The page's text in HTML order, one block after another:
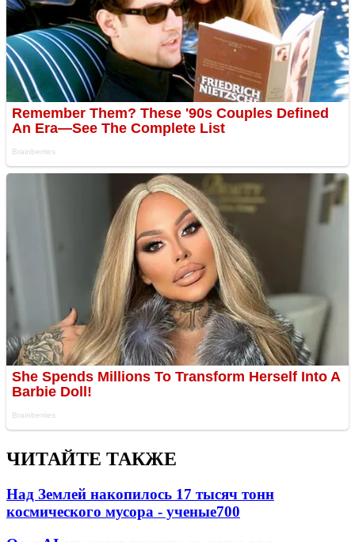
ЧИТАЙТЕ ТАКЖЕ
Над Землей накопилось 17 тысяч тонн
космического мусора - ученые700